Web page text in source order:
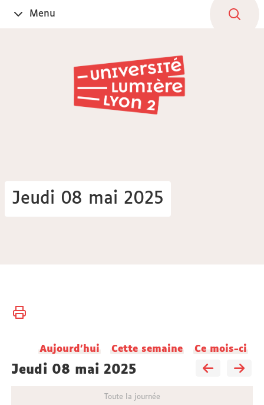
OuvrirMenu
Jeudi 08 mai 2025
Vous
Accueil
Aujourd'hui Cette semaine Ce mois-ci
jeudi 08 mai 2025
Toute la journée